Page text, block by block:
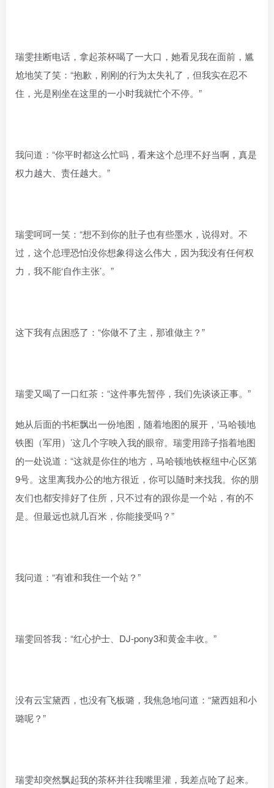
瑞雯挂断电话，拿起茶杯喝了一大口，她看见我在面前，尴
尬地笑了笑：“抱歉，刚刚的行为太失礼了，但我实在忍不
住，光是刚坐在这里的一小时我就忙个不停。”
我问道：“你平时都这么忙吗，看来这个总理不好当啊，真是
权力越大、责任越大。”
瑞雯呵呵一笑：“想不到你的肚子也有些墨水，说得对。不
过，这个总理恐怕没你想象得这么伟大，因为我没有任何权
力，我不能‘自作主张’。”
这下我有点困惑了：“你做不了主，那谁做主？”
瑞雯又喝了一口红茶：“这件事先暂停，我们先谈谈正事。”
她从后面的书柜飘出一份地图，随着地图的展开，‘马哈顿地
铁图（军用）’这几个字映入我的眼帘。瑞雯用蹄子指着地图
的一处说道：“这就是你住的地方，马哈顿地铁枢纽中心区第
9号。这里离我办公的地方很近，你可以随时来找我。你的朋
友们也都安排好了住所，只不过有的跟你是一个站，有的不
是。但最远也就几百米，你能接受吗？”
我问道：“有谁和我住一个站？”
瑞雯回答我：“红心护士、DJ-pony3和黄金丰收。”
没有云宝黛西，也没有飞板璐，我焦急地问道：“黛西姐和小
璐呢？”
瑞雯却突然飘起我的茶杯并往我嘴里灌，我差点呛了起来。